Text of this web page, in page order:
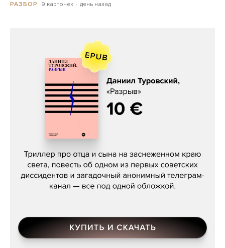
РАЗБОР 9 карточек день назад
Даниил Туровский, «Разрыв»